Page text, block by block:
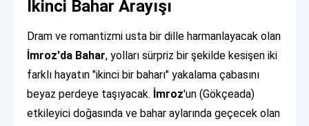
İkinci Bahar Arayışı
Dram ve romantizmi usta bir dille harmanlayacak olan
İmroz'da Bahar, yolları sürpriz bir şekilde kesişen iki
farklı hayatın "ikinci bir baharı" yakalama çabasını
beyaz perdeye taşıyacak. İmroz'un (Gökçeada)
etkileyici doğasında ve bahar aylarında geçecek olan